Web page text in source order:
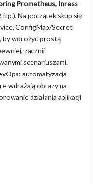
Prometheus, Inress
Na początek skup się
ConfigMap/Secret
by wdrożyć prostą
zacznij
scenariuszami.
automatyzacja
wdrażają obrazy na
działania aplikacji